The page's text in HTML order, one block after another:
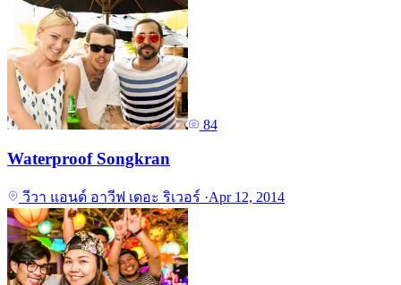
84
Waterproof Songkran
วีวา แอนด์ อาวีฟ เดอะ ริเวอร์ ·Apr 12, 2014